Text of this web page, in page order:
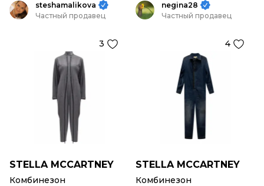
steshamalikova
Частный продавец
3
STELLA MCCARTNEY
Комбинезон
negina28
Частный продавец
4
STELLA MCCARTNEY
Комбинезон